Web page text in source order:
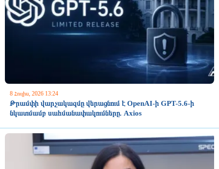
8 Հուլիս, 2026 13:24
Թրամփի վարչակազմը վերացնում է OpenAI-ի GPT-5.6-ի
նկատմամբ սահմանափակումները. Axios